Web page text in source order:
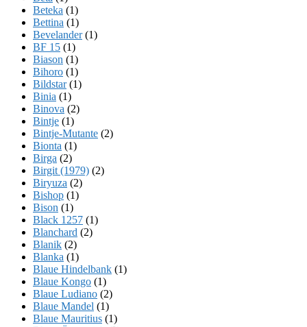
Beteka (1)
Bettina (1)
Bevelander(1)
BF 15 (1)
Biason (1)
Bihoro (1)
Bildstar(1)
Binia (1)
Binova (2)
Bintje (1)
Bintje-Mutante (2)
Bionta (1)
Birga (2)
Birgit (1979) (2)
Biryuza (2)
Bishop (1)
Bison (1)
Black 1257 (1)
Blanchard (2)
Blanik (2)
Blanka (1)
Blaue Hindelbank (1)
Blaue Kongo (1)
Blaue Ludiano (2)
Blaue Mandel (1)
Blaue Mauritius (1)